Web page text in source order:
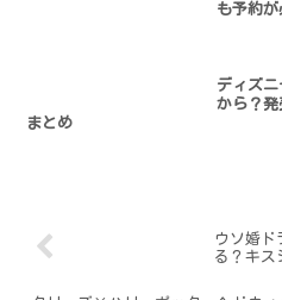
も予約
ディズ
から？発
まとめ
ウソ婚ド
る？キス